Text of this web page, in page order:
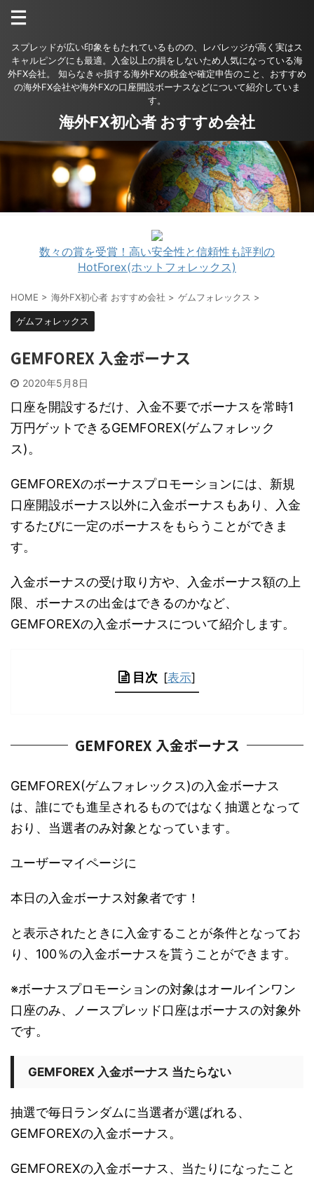
スプレッドが広い印象をもたれているものの、レバレッジが高く実はス
キャルピングにも最適。入金以上の損をしないため人気になっている海
外FX会社。 知らなきゃ損する海外FXの税金や確定申告のこと、おすすめ
の海外FX会社や海外FXの口座開設ボーナスなどについて紹介していま
す。
海外FX初心者 おすすめ会社
数々の賞を受賞！高い安全性と信頼性も評判の
HotForex(ホットフォレックス)
HOME > 海外FX初心者 おすすめ会社 > ゲムフォレックス >
ゲムフォレックス
GEMFOREX 入金ボーナス
2020年5月8日
口座を開設するだけ、入金不要でボーナスを常時1
万円ゲットできるGEMFOREX(ゲムフォレック
ス)。
GEMFOREXのボーナスプロモーションには、新規
口座開設ボーナス以外に入金ボーナスもあり、入金
するたびに一定のボーナスをもらうことができま
す。
入金ボーナスの受け取り方や、入金ボーナス額の上
限、ボーナスの出金はできるのかなど、
GEMFOREXの入金ボーナスについて紹介します。
目次 [表示]
GEMFOREX 入金ボーナス
GEMFOREX(ゲムフォレックス)の入金ボーナス
は、誰にでも進呈されるものではなく抽選となって
おり、当選者のみ対象となっています。
ユーザーマイページに
本日の入金ボーナス対象者です！
と表示されたときに入金することが条件となってお
り、100％の入金ボーナスを貰うことができます。
※ボーナスプロモーションの対象はオールインワン
口座のみ、ノースプレッド口座はボーナスの対象外
です。
GEMFOREX 入金ボーナス 当たらない
抽選で毎日ランダムに当選者が選ばれる、
GEMFOREXの入金ボーナス。
GEMFOREXの入金ボーナス、当たりになったこと